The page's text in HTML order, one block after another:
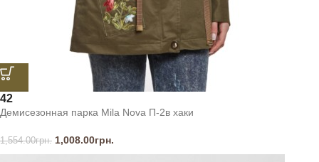
42
Демисезонная парка Mila Nova П-2в хаки
1,554.00грн. 1,008.00грн.